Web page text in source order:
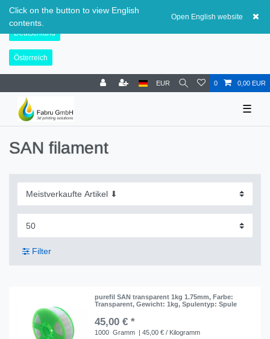
Click on the button to view English
contents.
Open English website
Schweiz
Deutschland
Österreich
EUR 0 0,00 EUR
☰
SAN filament
Filter
purefil SAN transparent 1kg 1.75mm, Farbe:
Transparent, Gewicht: 1kg, Spulentyp: Spule
45,00 € *
1000 Gramm | 45,00 € / Kilogramm